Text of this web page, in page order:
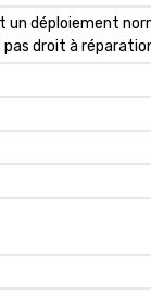
déploiement
droit à